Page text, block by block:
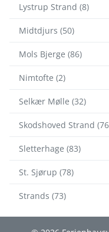
Lystrup Strand (8)
Midtdjurs (50)
Mols Bjerge (86)
Nimtofte (2)
Selkær Mølle (32)
Skodshoved Strand
Sletterhage (83)
St. Sjørup (78)
Strands (73)